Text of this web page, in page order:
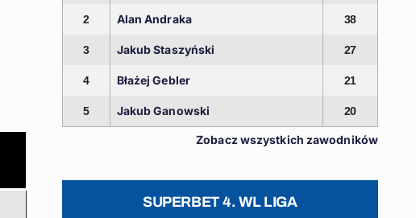
2 Alan Andraka 38
3 Jakub Staszyński 27
4 Błażej Gebler 21
5 Jakub Ganowski 20
Zobacz wszystkich zawodników
SUPERBET 4. WL LIGA